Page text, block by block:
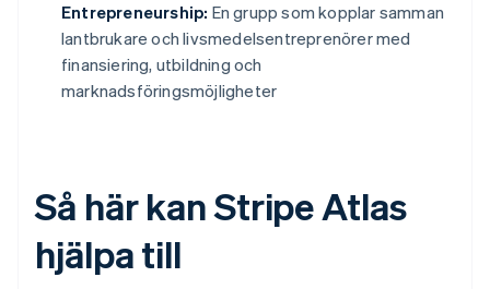
Entrepreneurship: En grupp som kopplar samman
lantbrukare och livsmedelsentreprenörer med
finansiering, utbildning och
marknadsföringsmöjligheter
Så här kan Stripe Atlas
hjälpa till